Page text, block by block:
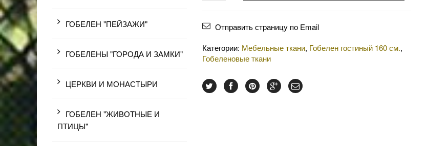
Отправить страницу по Email
Категории: Мебельные ткани, Гобелен гостиный 160 см.,
Гобеленовые ткани
ГОБЕЛЕН "ПЕЙЗАЖИ"
ГОБЕЛЕНЫ "ГОРОДА И ЗАМКИ"
ЦЕРКВИ И МОНАСТЫРИ
ГОБЕЛЕН "ЖИВОТНЫЕ И
ПТИЦЫ"